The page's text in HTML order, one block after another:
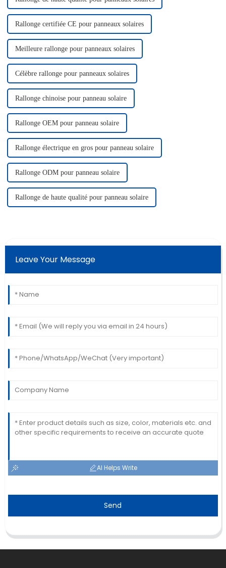
Rallonge certifiée CE pour panneaux solaires
Meilleure rallonge pour panneaux solaires
Célèbre rallonge pour panneaux solaires
Rallonge chinoise pour panneau solaire
Rallonge OEM pour panneau solaire
Rallonge électrique en gros pour panneau solaire
Rallonge ODM pour panneau solaire
Rallonge de haute qualité pour panneau solaire
Leave Your Message
AI Helps Write
Send